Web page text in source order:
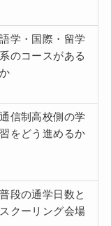
語学・国際・留学
系のコースがある
か
通信制高校側の学
習をどう進めるか
普段の通学日数と
スクーリング会場